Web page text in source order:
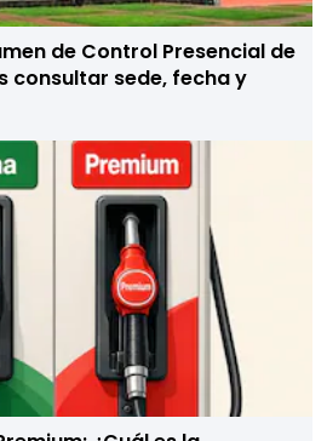
de Control Presencial de
consultar sede, fecha y